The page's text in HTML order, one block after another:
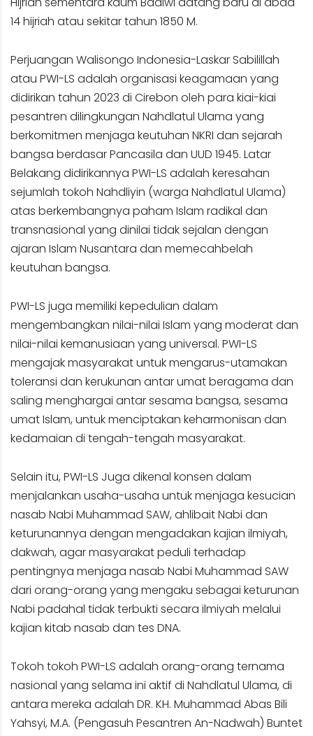
14 hijriah atau sekitar tahun 1850 M.
Perjuangan Walisongo Indonesia-Laskar Sabilillah
atau PWI-LS adalah organisasi keagamaan yang
didirikan tahun 2023 di Cirebon oleh para kiai-kiai
pesantren dilingkungan Nahdlatul Ulama yang
berkomitmen menjaga keutuhan NKRI dan sejarah
bangsa berdasar Pancasila dan UUD 1945. Latar
Belakang didirikannya PWI-LS adalah keresahan
sejumlah tokoh Nahdliyin (warga Nahdlatul Ulama)
atas berkembangnya paham Islam radikal dan
transnasional yang dinilai tidak sejalan dengan
ajaran Islam Nusantara dan memecahbelah
keutuhan bangsa.
PWI-LS juga memiliki kepedulian dalam
mengembangkan nilai-nilai Islam yang moderat dan
nilai-nilai kemanusiaan yang universal. PWI-LS
mengajak masyarakat untuk mengarus-utamakan
toleransi dan kerukunan antar umat beragama dan
saling menghargai antar sesama bangsa, sesama
umat Islam, untuk menciptakan keharmonisan dan
kedamaian di tengah-tengah masyarakat.
Selain itu, PWI-LS Juga dikenal konsen dalam
menjalankan usaha-usaha untuk menjaga kesucian
nasab Nabi Muhammad SAW, ahlibait Nabi dan
keturunannya dengan mengadakan kajian ilmiyah,
dakwah, agar masyarakat peduli terhadap
pentingnya menjaga nasab Nabi Muhammad SAW
dari orang-orang yang mengaku sebagai keturunan
Nabi padahal tidak terbukti secara ilmiyah melalui
kajian kitab nasab dan tes DNA.
Tokoh tokoh PWI-LS adalah orang-orang ternama
nasional yang selama ini aktif di Nahdlatul Ulama, di
antara mereka adalah DR. KH. Muhammad Abas Bili
Yahsyi, M.A. (Pengasuh Pesantren An-Nadwah) Buntet